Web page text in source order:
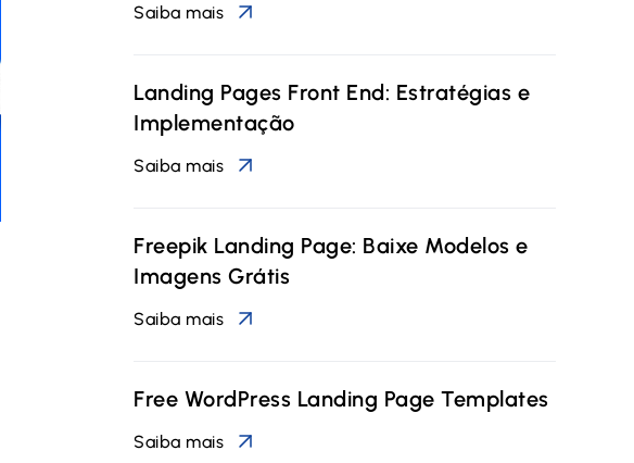
Saiba mais
Landing Pages Front End: Estratégias e
Implementação
Saiba mais
Freepik Landing Page: Baixe Modelos e
Imagens Grátis
Saiba mais
Free WordPress Landing Page Templates
Saiba mais